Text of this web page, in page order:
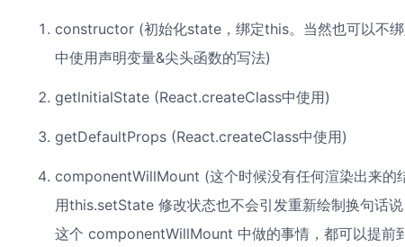
constructor (初始化state，绑定this。当然也可以不
中使用声明变量&尖头函数的写法)
getlnitialState (React.createClass中使用)
getDefaultProps (React.createClass中使用)
componentWillMount (这个时候没有任何渲染出来的
用this.setState 修改状态也不会引发重新绘制换句话
这个 component­WillMount 中做的事情，都可以提前